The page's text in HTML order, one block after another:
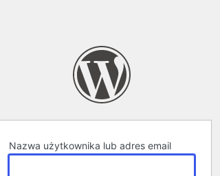
Nazwa użytkownika lub adres email